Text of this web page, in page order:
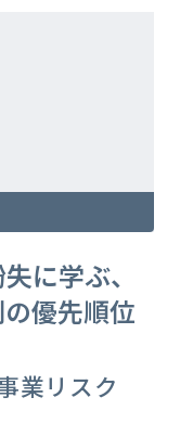
に学ぶ、
優先順位
業リスク